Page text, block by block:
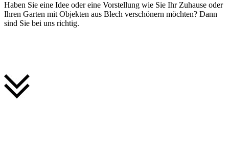
Haben Sie eine Idee oder eine Vorstellung wie Sie Ihr Zuhause oder
Ihren Garten mit Objekten aus Blech verschönern möchten? Dann
sind Sie bei uns richtig.